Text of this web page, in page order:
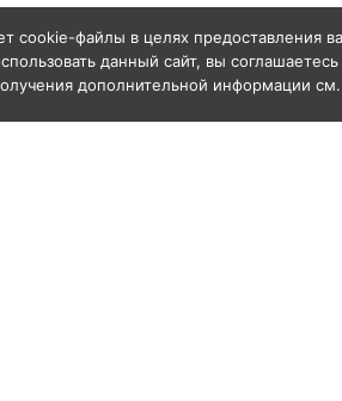
cookie-файлы в целях предоставления
данный сайт, вы
дополнительной информации см.